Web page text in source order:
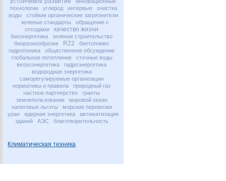
технологии
углерод интервью
очистка
воды
стойкие органические загрязнители
зеленые стандарты
обращение с
отходами
качество жизни
биоэнергетика
зеленое строительство
биоразнообразие
R22
биотопливо
гидропоника
общественное обсуждение
глобальное потепление
сточные воды
ветроэнергетика
гидроэнергетика
водородная энергетика
саморегулируемые организации
нормативы и правила
природный газ
частное партнерство
гранты
землепользование
мировой океан
налоговые льготы
морские перевозки
уран
ядерная энергетика
автоматизация
зданий
АЭС благотворительность
Климатическая техника